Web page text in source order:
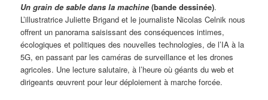
Un grain de sable dans la machine (bande dessinée).
L’illustratrice Juliette Brigand et le journaliste Nicolas Celnik nous
offrent un panorama saisissant des conséquences intimes,
écologiques et politiques des nouvelles technologies, de l’IA à la
5G, en passant par les caméras de surveillance et les drones
agricoles. Une lecture salutaire, à l’heure où géants du web et
dirigeants œuvrent pour leur déploiement à marche forcée.